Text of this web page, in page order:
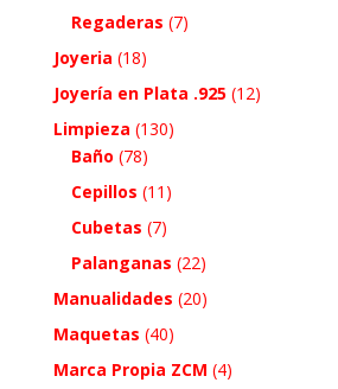
Regaderas (7)
Joyeria (18)
Joyería en Plata .925 (12)
Limpieza (130)
Baño (78)
Cepillos (11)
Cubetas (7)
Palanganas (22)
Manualidades (20)
Maquetas (40)
Marca Propia ZCM (4)